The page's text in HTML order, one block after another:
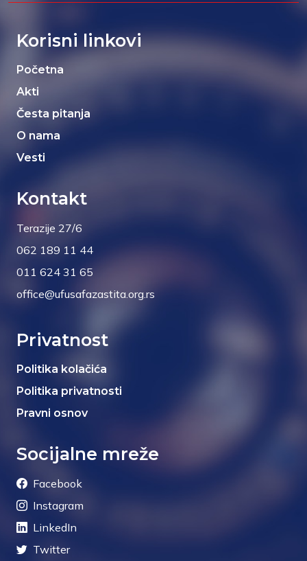
Korisni linkovi
Početna
Akti
Česta pitanja
O nama
Vesti
Kontakt
Terazije 27/6
062 189 11 44
011 624 31 65
office@ufusafazastita.org.rs
Privatnost
Politika kolačića
Politika privatnosti
Pravni osnov
Socijalne mreže
Facebook
Instagram
LinkedIn
Twitter